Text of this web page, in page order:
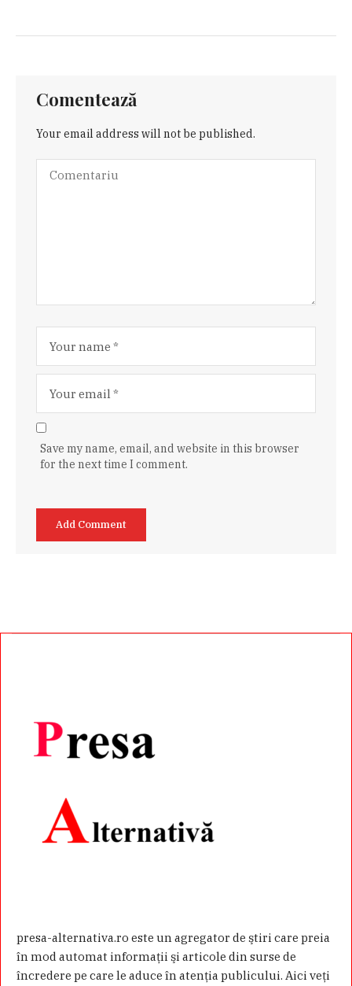
Comentează
Your email address will not be published.
Save my name, email, and website in this browser
for the next time I comment.
presa-alternativa.ro este un agregator de ştiri care preia
în mod automat informaţii şi articole din surse de
încredere pe care le aduce în atenţia publicului. Aici veţi